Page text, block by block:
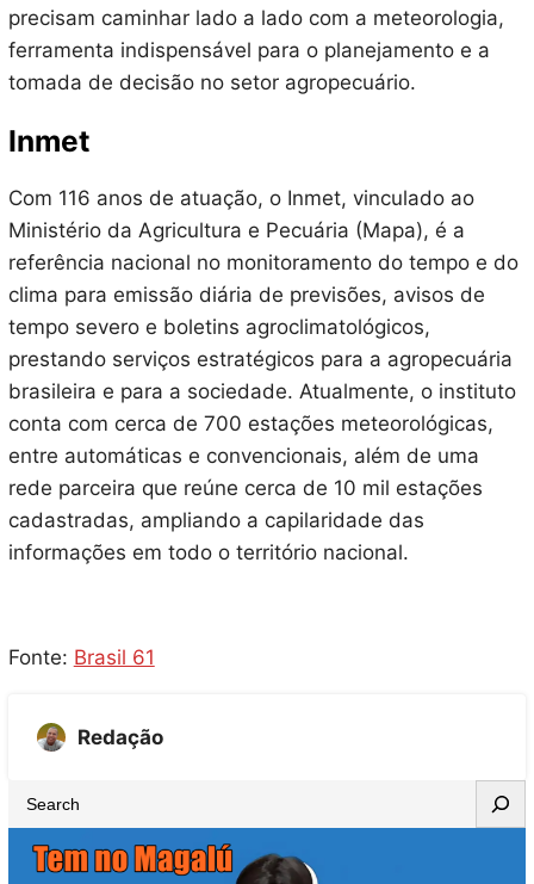
precisam caminhar lado a lado com a meteorologia,
ferramenta indispensável para o planejamento e a
tomada de decisão no setor agropecuário.
Inmet
Com 116 anos de atuação, o Inmet, vinculado ao
Ministério da Agricultura e Pecuária (Mapa), é a
referência nacional no monitoramento do tempo e do
clima para emissão diária de previsões, avisos de
tempo severo e boletins agroclimatológicos,
prestando serviços estratégicos para a agropecuária
brasileira e para a sociedade. Atualmente, o instituto
conta com cerca de 700 estações meteorológicas,
entre automáticas e convencionais, além de uma
rede parceira que reúne cerca de 10 mil estações
cadastradas, ampliando a capilaridade das
informações em todo o território nacional.
Fonte: Brasil 61
Redação
e